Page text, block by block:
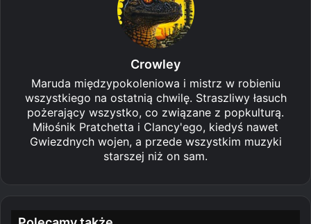
Crowley
Maruda międzypokoleniowa i mistrz w robieniu
wszystkiego na ostatnią chwilę. Straszliwy łasuch
pożerający wszystko, co związane z popkulturą.
Miłośnik Pratchetta i Clancy'ego, kiedyś nawet
Gwiezdnych wojen, a przede wszystkim muzyki
starszej niż on sam.